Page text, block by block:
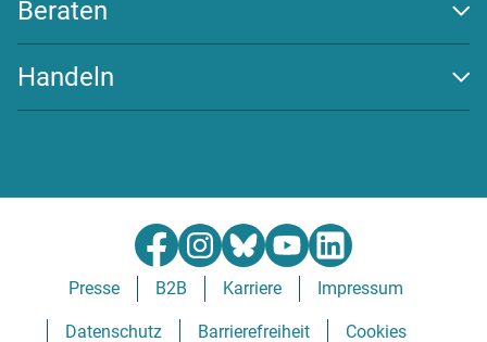
Newsletter
Beraten
Challenges
FAQ
Handeln
Presse B2B Karriere Impressum
Datenschutz Barrierefreiheit Cookies